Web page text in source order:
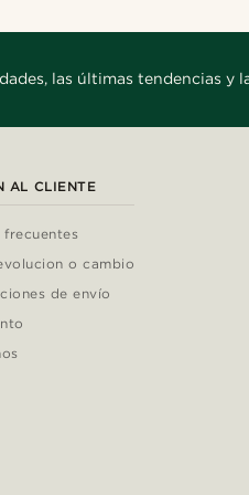
las últimas tendencias y
AL CLIENTE
frecuentes
o cambio
de envío